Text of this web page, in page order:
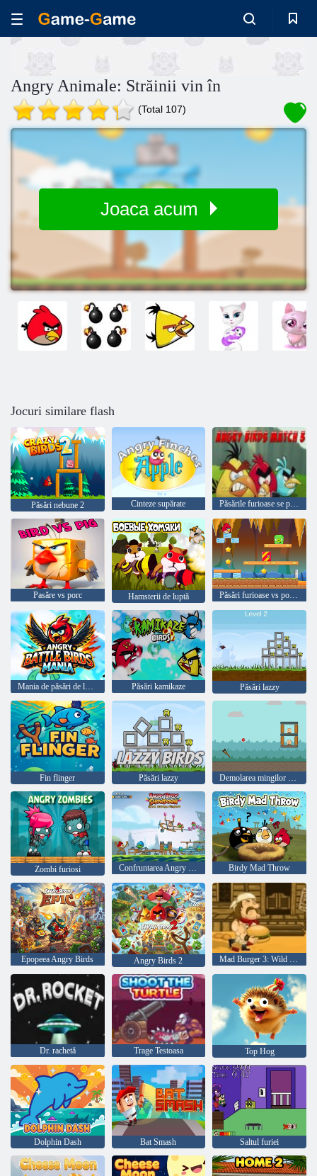
Angry Animale: Străinii vin în
(Total 107)
Joaca acum
Jocuri similare flash
Păsări nebune 2 Cinteze supărate Păsările furioase se potrivesc cu 3
Pasăre vs porc Hamsterii de luptă Păsări furioase vs porc verde
Mania de păsări de luptă furioase Păsări kamikaze Păsări lazzy
Fin flinger Păsări lazzy Demolarea mingilor furioși
Zombi furiosi Confruntarea Angry Birds Birdy Mad Throw
Epopeea Angry Birds Angry Birds 2 Mad Burger 3: Wild West
Dr. rachetă Trage Testoasa Top Hog
Dolphin Dash Bat Smash Saltul furiei